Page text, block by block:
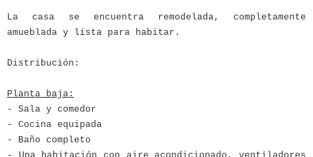
La casa se encuentra remodelada, completamente
amueblada y lista para habitar.
Distribución:
Planta baja:
- Sala y comedor
- Cocina equipada
- Baño completo